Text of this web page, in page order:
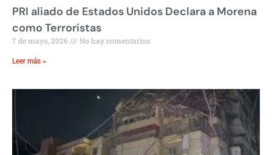
PRI aliado de Estados Unidos Declara a Morena
como Terroristas
7 de mayo, 2026 No hay comentarios
Leer más »